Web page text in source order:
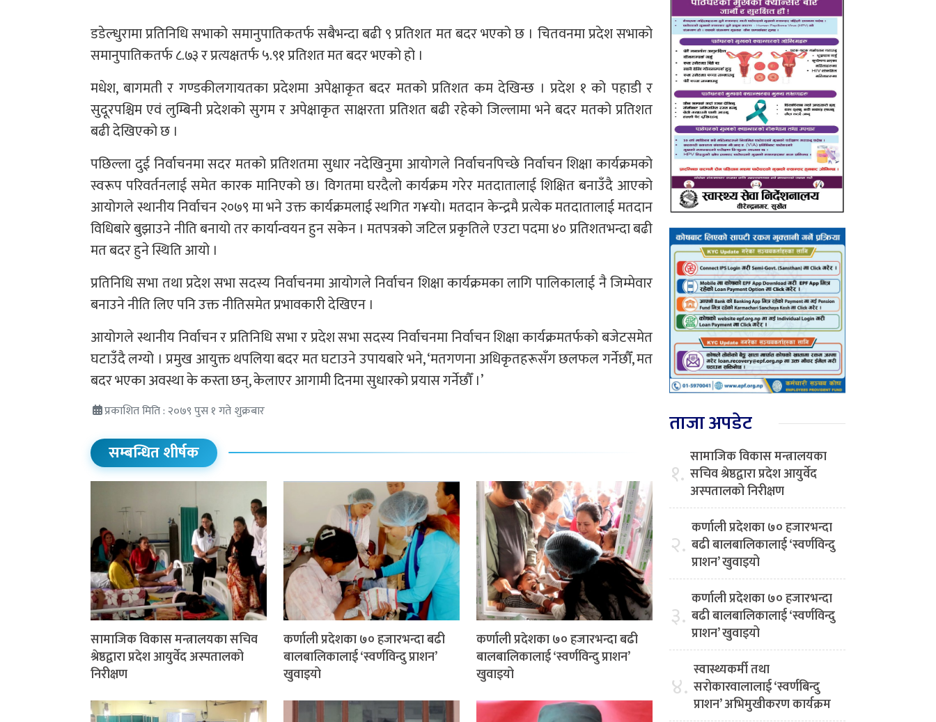
डडेल्धुरामा प्रतिनिधि सभाको समानुपातिकतर्फ सबैभन्दा बढी ९ प्रतिशत मत बदर भएको छ । चितवनमा प्रदेश सभाको
समानुपातिकतर्फ ८.७३ र प्रत्यक्षतर्फ ५.९१ प्रतिशत मत बदर भएको हो ।
मधेश, बागमती र गण्डकीलगायतका प्रदेशमा अपेक्षाकृत बदर मतको प्रतिशत कम देखिन्छ । प्रदेश १ को पहाडी र
सुदूरपश्चिम एवं लुम्बिनी प्रदेशको सुगम र अपेक्षाकृत साक्षरता प्रतिशत बढी रहेको जिल्लामा भने बदर मतको प्रतिशत
बढी देखिएको छ ।
पछिल्ला दुई निर्वाचनमा सदर मतको प्रतिशतमा सुधार नदेखिनुमा आयोगले निर्वाचनपिच्छे निर्वाचन शिक्षा कार्यक्रमको
स्वरूप परिवर्तनलाई समेत कारक मानिएको छ। विगतमा घरदैलो कार्यक्रम गरेर मतदातालाई शिक्षित बनाउँदै आएको
आयोगले स्थानीय निर्वाचन २०७९ मा भने उक्त कार्यक्रमलाई स्थगित ग¥यो। मतदान केन्द्रमै प्रत्येक मतदातालाई मतदान
विधिबारे बुझाउने नीति बनायो तर कार्यान्वयन हुन सकेन । मतपत्रको जटिल प्रकृतिले एउटा पदमा ४० प्रतिशतभन्दा बढी
मत बदर हुने स्थिति आयो ।
प्रतिनिधि सभा तथा प्रदेश सभा सदस्य निर्वाचनमा आयोगले निर्वाचन शिक्षा कार्यक्रमका लागि पालिकालाई नै जिम्मेवार
बनाउने नीति लिए पनि उक्त नीतिसमेत प्रभावकारी देखिएन ।
आयोगले स्थानीय निर्वाचन र प्रतिनिधि सभा र प्रदेश सभा सदस्य निर्वाचनमा निर्वाचन शिक्षा कार्यक्रमतर्फको बजेटसमेत
घटाउँदै लग्यो । प्रमुख आयुक्त थपलिया बदर मत घटाउने उपायबारे भने, ‘मतगणना अधिकृतहरूसँग छलफल गर्नेछौँ, मत
बदर भएका अवस्था के कस्ता छन्, केलाएर आगामी दिनमा सुधारको प्रयास गर्नेछौँ ।’
प्रकाशित मिति : २०७९ पुस १ गते शुक्रबार
सम्बन्धित शीर्षक
सामाजिक विकास मन्त्रालयका सचिव
श्रेष्ठद्वारा प्रदेश आयुर्वेद अस्पतालको
निरीक्षण
कर्णाली प्रदेशका ७० हजारभन्दा बढी
बालबालिकालाई ‘स्वर्णविन्दु प्राशन’
खुवाइयो
कर्णाली प्रदेशका ७० हजारभन्दा बढी
बालबालिकालाई ‘स्वर्णविन्दु प्राशन’
खुवाइयो
ताजा अपडेट
१. सामाजिक विकास मन्त्रालयका
सचिव श्रेष्ठद्वारा प्रदेश आयुर्वेद
अस्पतालको निरीक्षण
२. कर्णाली प्रदेशका ७० हजारभन्दा
बढी बालबालिकालाई ‘स्वर्णविन्दु
प्राशन’ खुवाइयो
३. कर्णाली प्रदेशका ७० हजारभन्दा
बढी बालबालिकालाई ‘स्वर्णविन्दु
प्राशन’ खुवाइयो
४. स्वास्थ्यकर्मी तथा
सरोकारवालालाई ‘स्वर्णबिन्दु
प्राशन’ अभिमुखीकरण कार्यक्रम